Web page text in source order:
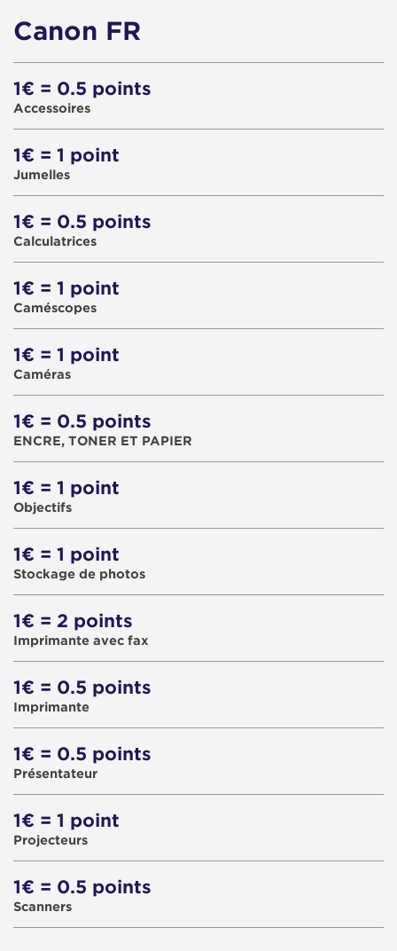
Canon FR
1€ = 0.5 points
Accessoires
1€ = 1 point
Jumelles
1€ = 0.5 points
Calculatrices
1€ = 1 point
Caméscopes
1€ = 1 point
Caméras
1€ = 0.5 points
ENCRE, TONER ET PAPIER
1€ = 1 point
Objectifs
1€ = 1 point
Stockage de photos
1€ = 2 points
Imprimante avec fax
1€ = 0.5 points
Imprimante
1€ = 0.5 points
Présentateur
1€ = 1 point
Projecteurs
1€ = 0.5 points
Scanners